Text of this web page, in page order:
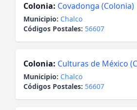
Colonia: Covadonga (Colonia)
Municipio: Chalco
Códigos Postales: 56607
Colonia: Culturas de México
Municipio: Chalco
Códigos Postales: 56607